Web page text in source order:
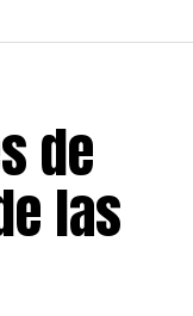
de
las